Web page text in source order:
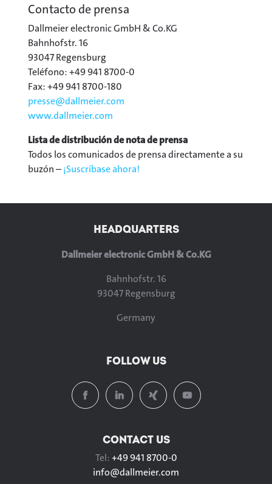
Contacto de prensa
Dallmeier electronic GmbH & Co.KG
Bahnhofstr. 16
93047 Regensburg
Teléfono: +49 941 8700-0
Fax: +49 941 8700-180
presse@dallmeier.com
www.dallmeier.com
Lista de distribución de nota de prensa
Todos los comunicados de prensa directamente a su
buzón –¡Suscríbase ahora!
HEADQUARTERS
Dallmeier electronic GmbH & Co.KG
Bahnhofstr. 16
93047 Regensburg
Germany
FOLLOW US
CONTACT US
Tel:+49 941 8700-0
info@dallmeier.com